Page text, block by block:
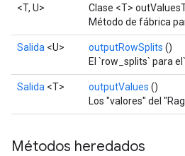
<T, U>
Clase <T>
Método de fábrica
Salida <U> outputRowSplits ()
El `row_splits` para
Salida <T> outputValues ()
Los "valores" del
Métodos heredados